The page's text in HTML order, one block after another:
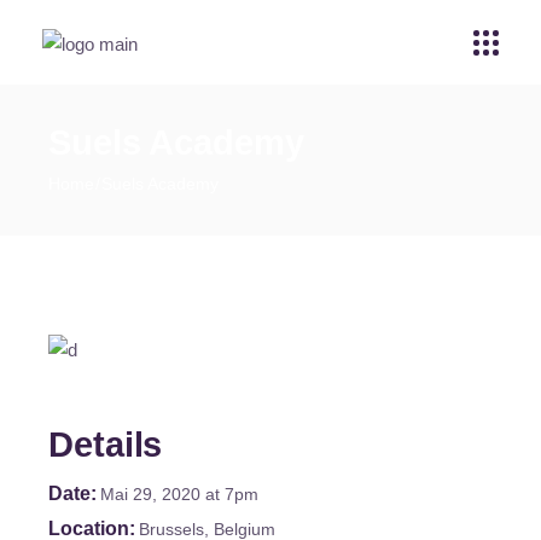
Details
Date Mai 29, 2020 at 7pm
Location Brussels, Belgium